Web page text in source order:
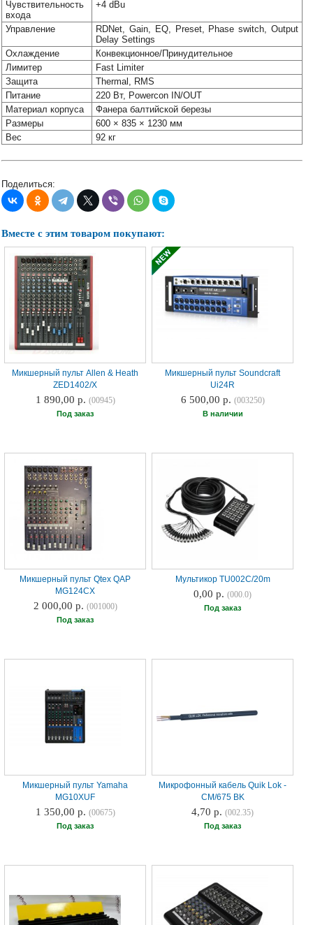
Чувствительность
входа
+4 dBu
Управление
RDNet, Gain, EQ, Preset, Phase switch, Output
Delay Settings
Охлаждение
Конвекционное/Принудительное
Лимитер
Fast Limiter
Защита
Thermal, RMS
Питание
220 Вт, Powercon IN/OUT
Материал корпуса
Фанера балтийской березы
Размеры
600 × 835 × 1230 мм
Вес
92 кг
Поделиться:
Вместе с этим товаром покупают:
Микшерный пульт Allen & Heath
ZED1402/X
1 890,00 р. (00945)
Под заказ
Микшерный пульт Soundcraft
Ui24R
6 500,00 р. (003250)
В наличии
Микшерный пульт Qtex QAP
MG124CX
2 000,00 р. (001000)
Под заказ
Мультикор TU002С/20m
0,00 р.(000.0)
Под заказ
Микшерный пульт Yamaha
MG10XUF
1 350,00 р. (00675)
Под заказ
Микрофонный кабель Quik Lok -
CM/675 BK
4,70 р.(002.35)
Под заказ